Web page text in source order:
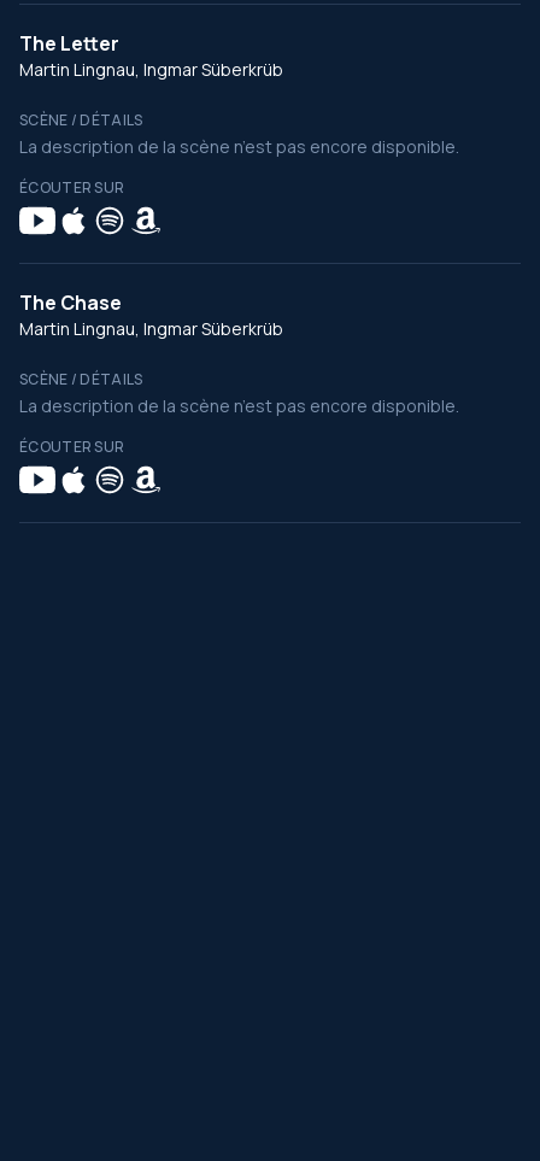
The Letter
Martin Lingnau, Ingmar Süberkrüb
SCÈNE / DÉTAILS
La description de la scène n’est pas encore disponible.
ÉCOUTER SUR
The Chase
Martin Lingnau, Ingmar Süberkrüb
SCÈNE / DÉTAILS
La description de la scène n’est pas encore disponible.
ÉCOUTER SUR